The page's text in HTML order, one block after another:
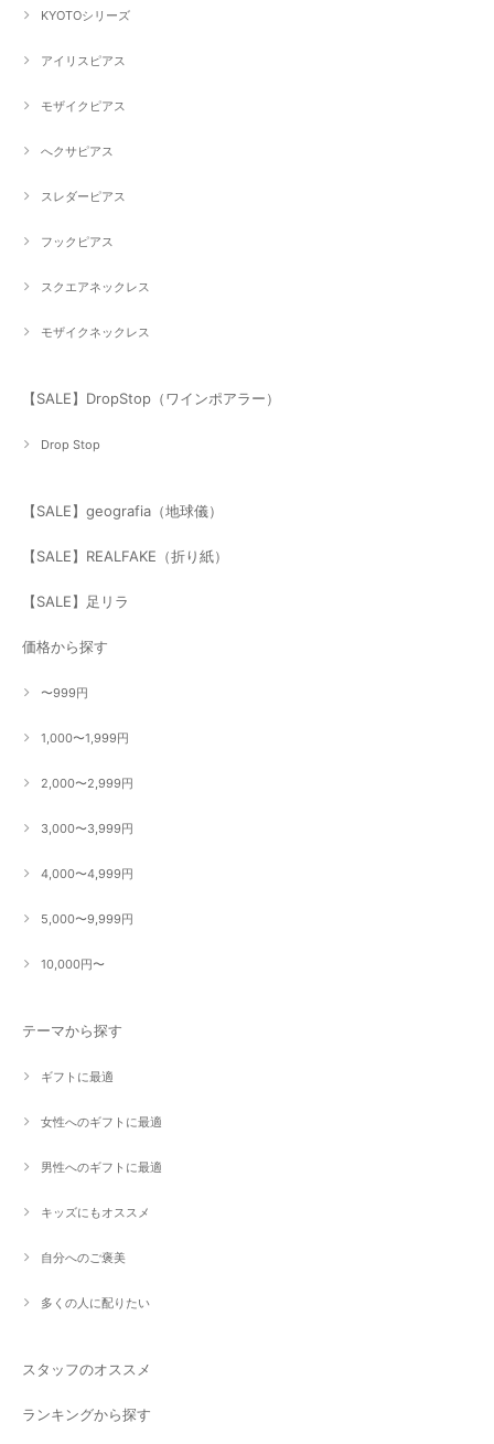
KYOTOシリーズ
アイリスピアス
モザイクピアス
へクサピアス
スレダーピアス
フックピアス
スクエアネックレス
モザイクネックレス
【SALE】DropStop（ワインポアラー）
Drop Stop
【SALE】geografia（地球儀）
【SALE】REALFAKE（折り紙）
【SALE】足リラ
価格から探す
〜999円
1,000〜1,999円
2,000〜2,999円
3,000〜3,999円
4,000〜4,999円
5,000〜9,999円
10,000円〜
テーマから探す
ギフトに最適
女性へのギフトに最適
男性へのギフトに最適
キッズにもオススメ
自分へのご褒美
多くの人に配りたい
スタッフのオススメ
ランキングから探す